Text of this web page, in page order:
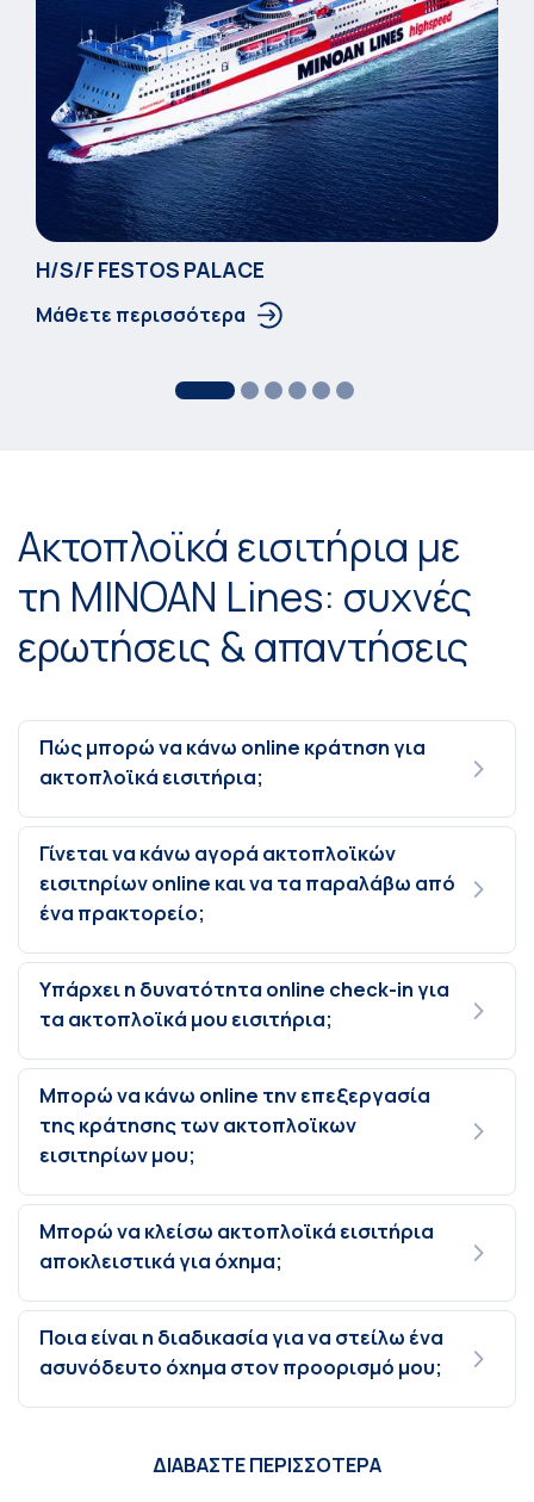
Η/S/F FESTOS PALACΕ
Μάθετε περισσότερα
Ακτοπλοϊκά εισιτήρια με
τη MINOAN Lines: συχνές
ερωτήσεις & απαντήσεις
Πώς μπορώ να κάνω online κράτηση για
ακτοπλοϊκά εισιτήρια;
Γίνεται να κάνω αγορά ακτοπλοϊκών
εισιτηρίων online και να τα παραλάβω από
ένα πρακτορείο;
Υπάρχει η δυνατότητα online check-in για
τα ακτοπλοϊκά μου εισιτήρια;
Μπορώ να κάνω online την επεξεργασία
της κράτησης των ακτοπλοϊκων
εισιτηρίων μου;
Μπορώ να κλείσω ακτοπλοϊκά εισιτήρια
αποκλειστικά για όχημα;
Ποια είναι η διαδικασία για να στείλω ένα
ασυνόδευτο όχημα στον προορισμό μου;
ΔΙΑΒΑΣΤΕ ΠΕΡΙΣΣΟΤΕΡΑ